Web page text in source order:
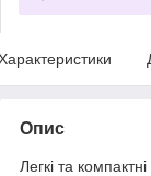
Опис
Легкі та